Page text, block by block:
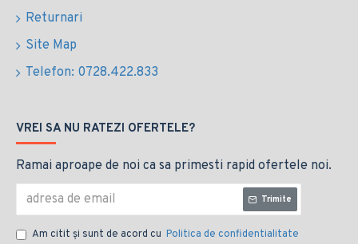
Returnari
Site Map
Telefon: 0728.422.833
VREI SA NU RATEZI OFERTELE?
Ramai aproape de noi ca sa primesti rapid ofertele noi.
Trimite
Am citit şi sunt de acord cu Politica de confidentialitate